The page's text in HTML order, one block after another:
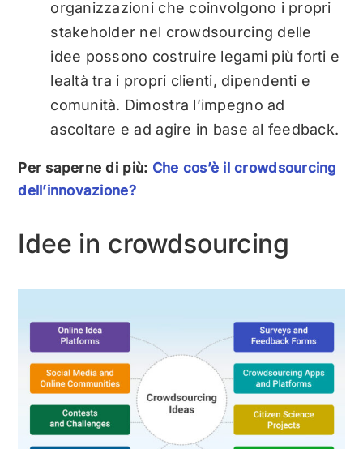
organizzazioni che coinvolgono i propri
stakeholder nel crowdsourcing delle
idee possono costruire legami più forti e
lealtà tra i propri clienti, dipendenti e
comunità. Dimostra l’impegno ad
ascoltare e ad agire in base al feedback.
Per saperne di più: Che cos’è il crowdsourcing
dell’innovazione?
Idee in crowdsourcing